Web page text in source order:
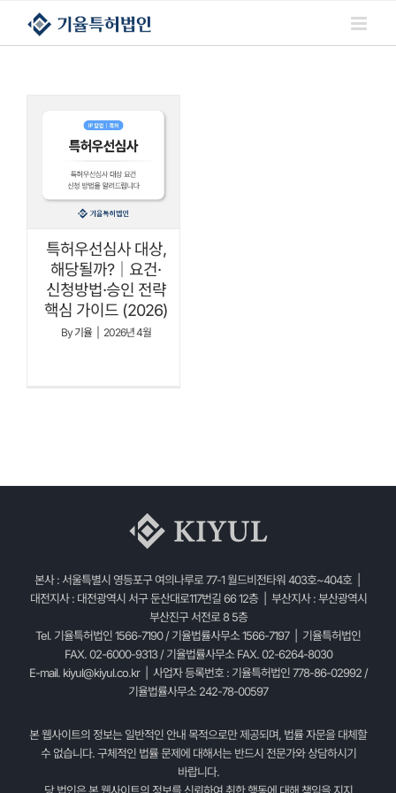
콘텐츠로
건너뛰기
특허우선심사 대상,
해당될까?｜요건·
신청방법·승인 전략
핵심 가이드 (2026)
By기율 2026년 4월
본사 : 서울특별시 영등포구 여의나루로 77-1 월드비전타워 403호~404호 |
대전지사 : 대전광역시 서구 둔산대로117번길 66 12층 | 부산지사 : 부산광역시
부산진구 서전로 8 5층
Tel. 기율특허법인 1566-7190 / 기율법률사무소 1566-7197 | 기율특허법인
FAX. 02-6000-9313 / 기율법률사무소 FAX. 02-6264-8030
E-mail. kiyul@kiyul.co.kr| 사업자 등록번호 : 기율특허법인 778-86-02992 /
기율법률사무소 242-78-00597
본 웹사이트의 정보는 일반적인 안내 목적으로만 제공되며, 법률 자문을 대체할
수 없습니다. 구체적인 법률 문제에 대해서는 반드시 전문가와 상담하시기
바랍니다.